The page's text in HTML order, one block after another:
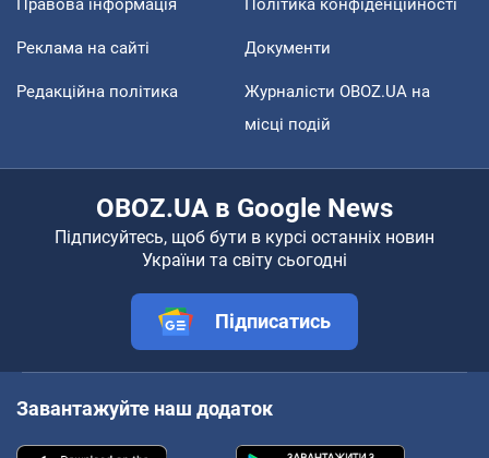
Правова інформація Політика конфіденційності
Реклама на сайті Документи
Редакційна політика
Журналісти OBOZ.UA на
місці подій
OBOZ.UA в Google News
Підписуйтесь, щоб бути в курсі останніх новин
України та світу сьогодні
Підписатись
Завантажуйте наш додаток